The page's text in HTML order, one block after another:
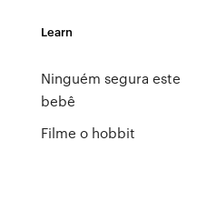
Learn
Ninguém segura este
bebê
Filme o hobbit